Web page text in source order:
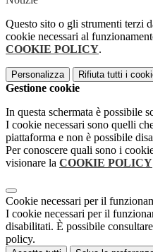
Questo sito o gli strumenti terzi
cookie necessari al
COOKIE POLICY.
Personalizza Rifiuta tutti i
Gestione cookie
In questa schermata è possibile
I cookie necessari sono quelli
piattaforma e non è possibile
Per conoscere quali sono i
visionare la COOKIE POLICY
Cookie necessari per il
I cookie necessari per il
disabilitati. È possibile
policy.